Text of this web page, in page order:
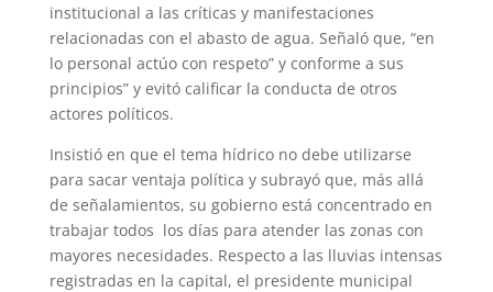
institucional a las críticas y manifestaciones
relacionadas con el abasto de agua. Señaló que, “en
lo personal actúo con respeto” y conforme a sus
principios” y evitó calificar la conducta de otros
actores políticos.
Insistió en que el tema hídrico no debe utilizarse
para sacar ventaja política y subrayó que, más allá
de señalamientos, su gobierno está concentrado en
trabajar todos los días para atender las zonas con
mayores necesidades. Respecto a las lluvias intensas
registradas en la capital, el presidente municipal